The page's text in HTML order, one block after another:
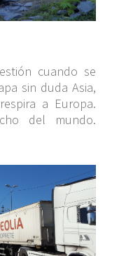
cuando se
sin duda Asia,
a Europa.
del mundo.